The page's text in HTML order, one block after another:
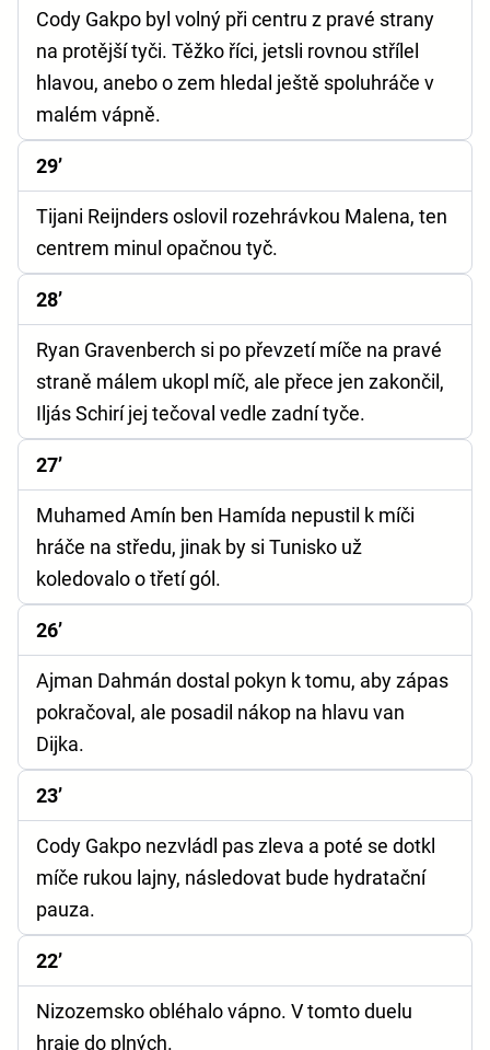
Cody Gakpo byl volný při centru z pravé strany
na protější tyči. Těžko říci, jetsli rovnou střílel
hlavou, anebo o zem hledal ještě spoluhráče v
malém vápně.
29’
Tijani Reijnders oslovil rozehrávkou Malena, ten
centrem minul opačnou tyč.
28’
Ryan Gravenberch si po převzetí míče na pravé
straně málem ukopl míč, ale přece jen zakončil,
Iljás Schirí jej tečoval vedle zadní tyče.
27’
Muhamed Amín ben Hamída nepustil k míči
hráče na středu, jinak by si Tunisko už
koledovalo o třetí gól.
26’
Ajman Dahmán dostal pokyn k tomu, aby zápas
pokračoval, ale posadil nákop na hlavu van
Dijka.
23’
Cody Gakpo nezvládl pas zleva a poté se dotkl
míče rukou lajny, následovat bude hydratační
pauza.
22’
Nizozemsko obléhalo vápno. V tomto duelu
hraje do plných.